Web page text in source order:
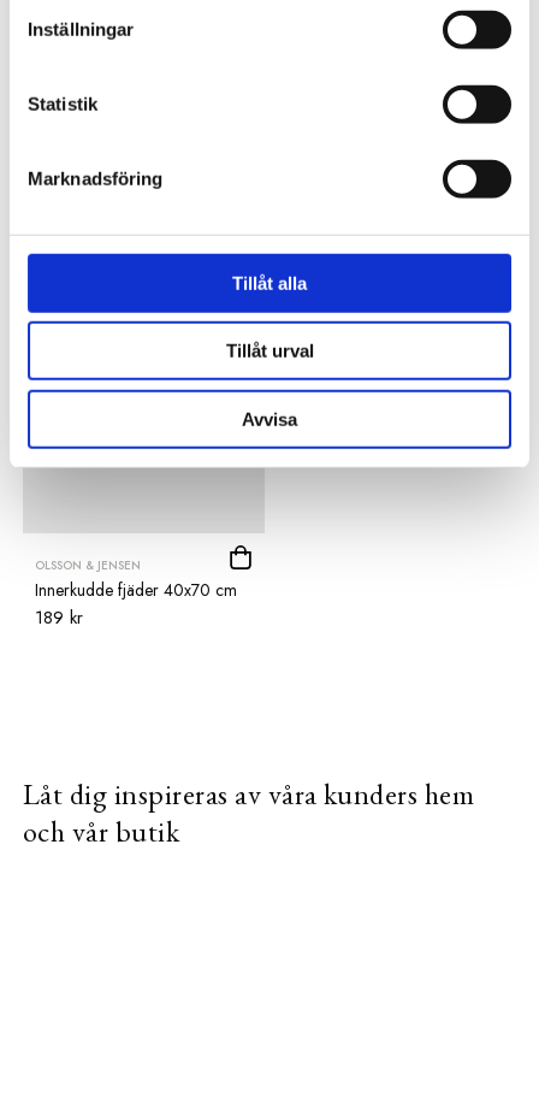
Inställningar
Statistik
Marknadsföring
Tillåt alla
Tillåt urval
Avvisa
Innerkudde fjäder 40x70 cm
Du kanske också gillar
OLSSON & JENSEN
Innerkudde fjäder 40x70 cm
189 kr
Låt dig inspireras av våra kunders hem
och vår butik